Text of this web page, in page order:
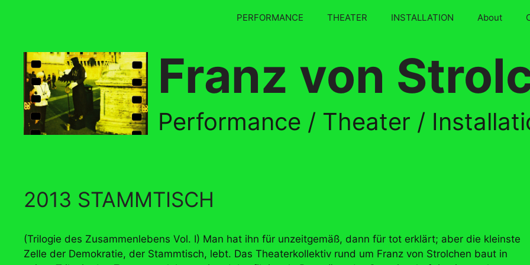
PERFORMANCE THEATER INSTALLATION About
Franz von
Performance / Theater /
2013 STAMMTISCH
(Trilogie des Zusammenlebens Vol. I) Man hat ihn für unzeitgemäß, dann für tot erklärt; aber die kleinste
Zelle der Demokratie, der Stammtisch, lebt. Das Theaterkollektiv rund um Franz von Strolchen baut in